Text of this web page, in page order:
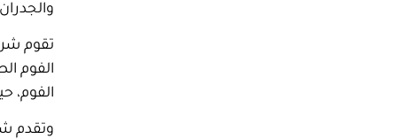
تقوم
الفوم
الفوم،
وتقدم